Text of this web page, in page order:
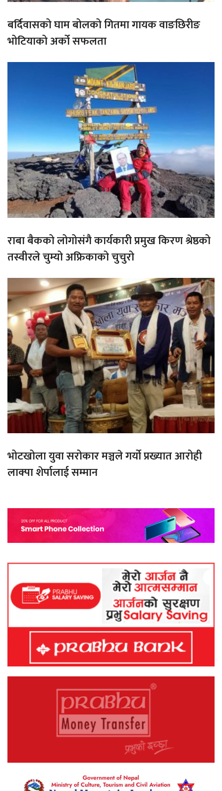
बर्दिवासको घाम बोलको गितमा गायक वाङछिरीङ
भोटियाको अर्को सफलता
राबा बैकको लोगोसंगै कार्यकारी प्रमुख किरण श्रेष्ठको
तस्वीरले चुम्यो अफ्रिकाको चुचुरो
भोटखोला युवा सरोकार मञ्चले गर्यो प्रख्यात आरोही
लाक्पा शेर्पालाई सम्मान